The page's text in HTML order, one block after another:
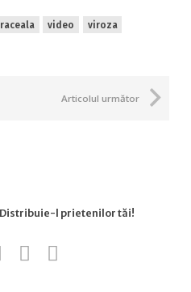
raceala video viroza
Articolul următor